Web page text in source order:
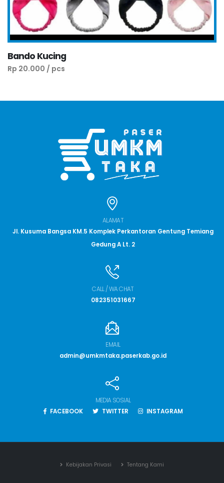
Bando Kucing
Rp 20.000 / pcs
ALAMAT
Jl. Kusuma Bangsa KM.5 Komplek Perkantoran Gentung Temiang
Gedung A Lt. 2
CALL / WA CHAT
082351031667
EMAIL
admin@umkmtaka.paserkab.go.id
MEDIA SOSIAL
FACEBOOK
TWITTER INSTAGRAM
Kebijakan Privasi Tentang Kami